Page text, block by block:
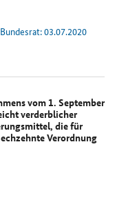
Bundesrat: 03.07.2020
vom 1. September
verderblicher
die für
Verordnung